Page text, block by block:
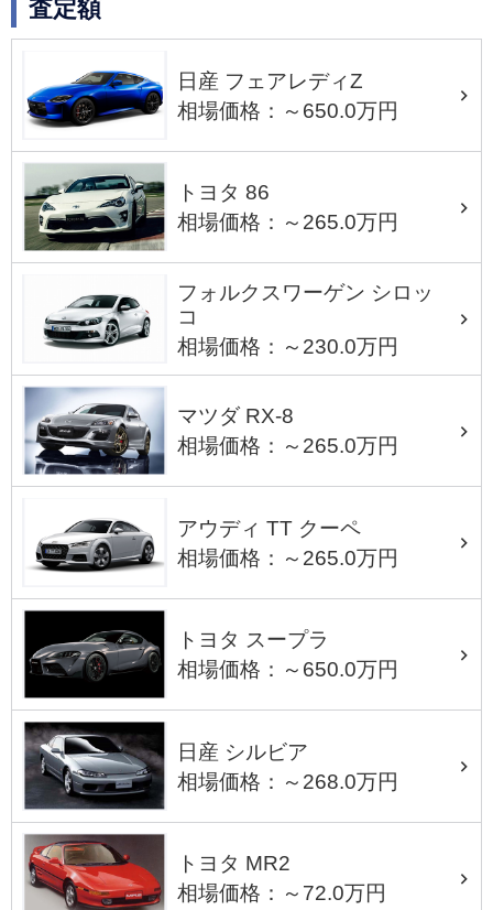
査定額
日産 フェアレディZ
相場価格：～650.0万円
トヨタ 86
相場価格：～265.0万円
フォルクスワーゲン シロッ
コ
相場価格：～230.0万円
マツダ RX-8
相場価格：～265.0万円
アウディ TT クーペ
相場価格：～265.0万円
トヨタ スープラ
相場価格：～650.0万円
日産 シルビア
相場価格：～268.0万円
トヨタ MR2
相場価格：～72.0万円